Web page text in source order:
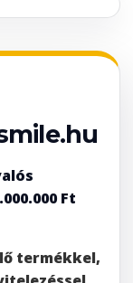
Ft
termékkel,